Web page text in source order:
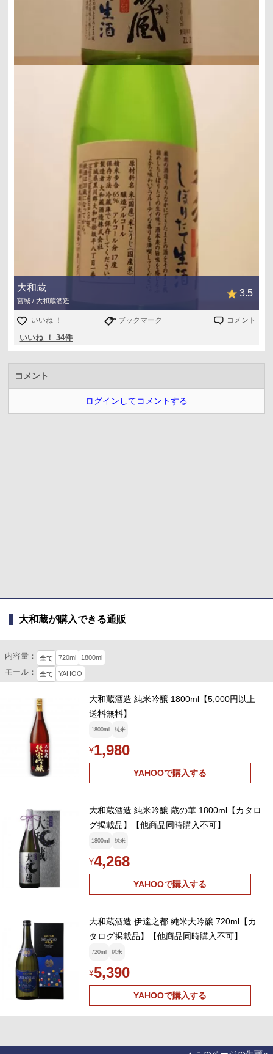
大和蔵
宮城 / 大和蔵酒造
3.5
いいね ！ ブックマーク コメント
いいね ！ 34件
コメント
ログインしてコメントする
大和蔵が購入できる通販
内容量： 全て 720ml 1800ml
モール： 全て YAHOO
大和蔵酒造 純米吟醸 1800ml【5,000円以上
送料無料】
1800ml 純米
¥1,980
YAHOOで購入する
大和蔵酒造 純米吟醸 蔵の華 1800ml【カタロ
グ掲載品】【他商品同時購入不可】
1800ml 純米
¥4,268
YAHOOで購入する
大和蔵酒造 伊達之都 純米大吟醸 720ml【カ
タログ掲載品】【他商品同時購入不可】
720ml 純米
¥5,390
YAHOOで購入する